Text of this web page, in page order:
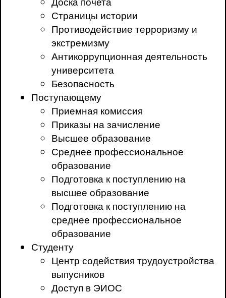
Страницы истории
Противодействие терроризму и
экстремизму
Антикоррупционная деятельность
университета
Безопасность
Поступающему
Приемная комиссия
Приказы на зачисление
Высшее образование
Среднее профессиональное
образование
Подготовка к поступлению на
высшее образование
Подготовка к поступлению на
среднее профессиональное
образование
Студенту
Центр содействия трудоустройства
выпусников
Доступ в ЭИОС